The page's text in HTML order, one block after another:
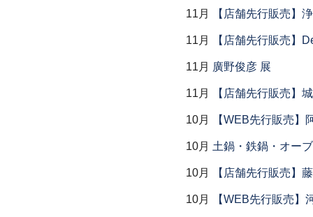
11月 【店舗先行販売】
11月 【店舗先行販売】
11月 廣野俊彦 展
11月 【店舗先行販売】
10月 【WEB先行販売】
10月 土鍋・鉄鍋・オー
10月 【店舗先行販売】
10月 【WEB先行販売】